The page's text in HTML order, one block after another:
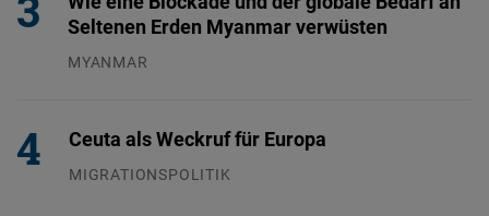
Seltenen Erden Myanmar verwüsten
MYANMAR
Ceuta als Weckruf für Europa
MIGRATIONSPOLITIK